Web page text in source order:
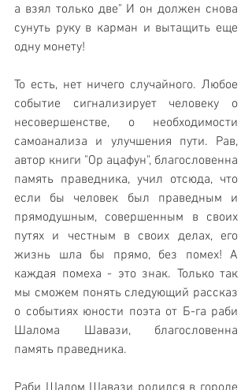
а взял только две" И он должен снова
сунуть руку в карман и вытащить еще
одну монету!
То есть, нет ничего случайного. Любое
событие сигнализирует человеку о
несовершенстве, о необходимости
самоанализа и улучшения пути. Рав,
автор книги "Ор ацафун", благословенна
память праведника, учил отсюда, что
если бы человек был праведным и
прямодушным, совершенным в своих
путях и честным в своих делах, его
жизнь шла бы прямо, без помех! А
каждая помеха - это знак. Только так
мы сможем понять следующий рассказ
о событиях юности поэта от Б-га раби
Шалома Шавази, благословенна
память праведника.